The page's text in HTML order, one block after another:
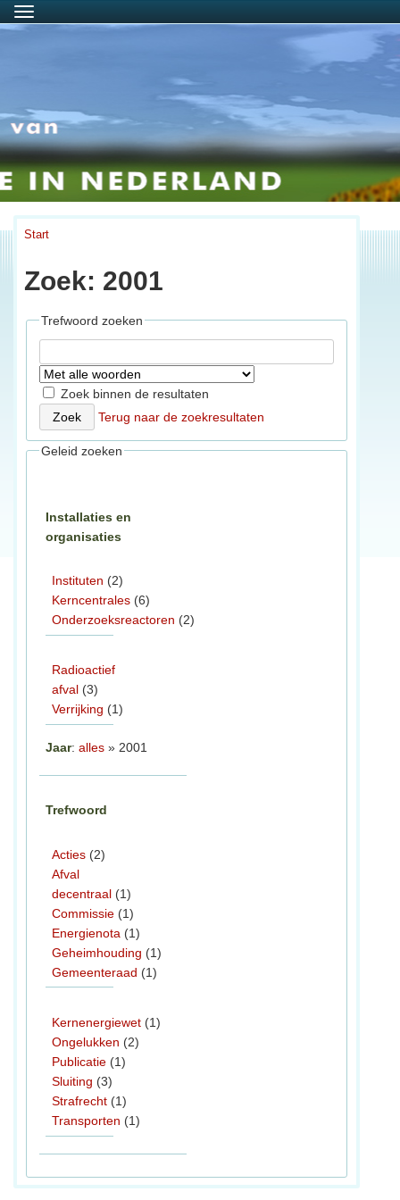
Menu
Start
Zoek: 2001
Trefwoord zoeken
Zoek binnen de resultaten
Terug naar de zoekresultaten
Geleid zoeken
Installaties en
organisaties
Instituten (2)
Kerncentrales (6)
Onderzoeksreactoren (2)
Radioactief
afval (3)
Verrijking (1)
Jaar: alles » 2001
Trefwoord
Acties (2)
Afval
decentraal (1)
Commissie (1)
Energienota (1)
Geheimhouding (1)
Gemeenteraad (1)
Kernenergiewet (1)
Ongelukken (2)
Publicatie (1)
Sluiting (3)
Strafrecht (1)
Transporten (1)